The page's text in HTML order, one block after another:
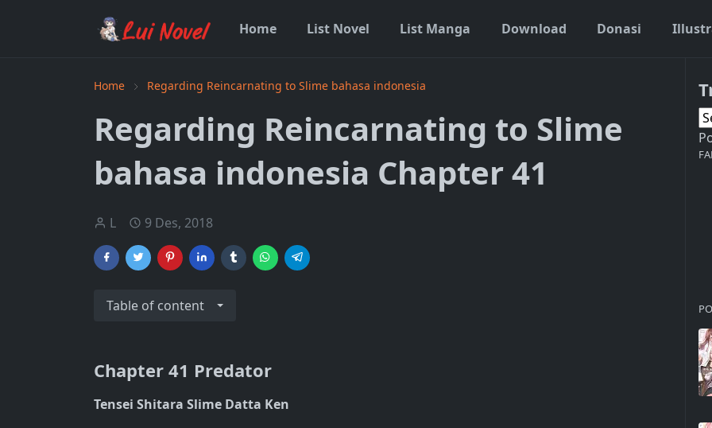
Home List Novel List Manga Download Donasi
Home Regarding Reincarnating to Slime bahasa indonesia
Regarding Reincarnating to Slime
bahasa indonesia Chapter 41
L 9 Des, 2018
Table of content
Chapter 41 Predator
Tensei Shitara Slime Datta Ken